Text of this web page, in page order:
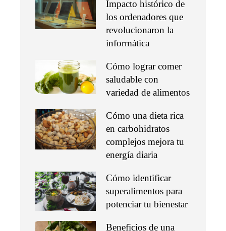
Impacto histórico de
los ordenadores que
revolucionaron la
informática
Cómo lograr comer
saludable con
variedad de alimentos
Cómo una dieta rica
en carbohidratos
complejos mejora tu
energía diaria
Cómo identificar
superalimentos para
potenciar tu bienestar
Beneficios de una